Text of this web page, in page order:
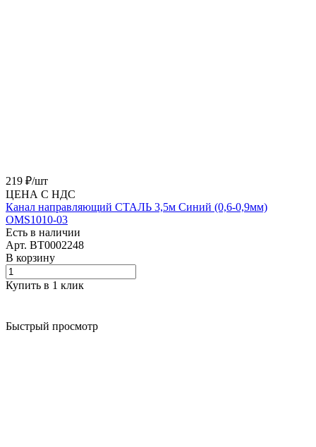
219 ₽/шт
ЦЕНА С НДС
Канал направляющий СТАЛЬ 3,5м Синий (0,6-0,9мм)
OMS1010-03
Есть в наличии
Арт. BT0002248
В корзину
Купить в 1 клик
Быстрый просмотр